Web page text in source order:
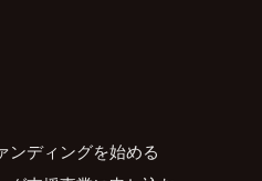
ンディングを始める